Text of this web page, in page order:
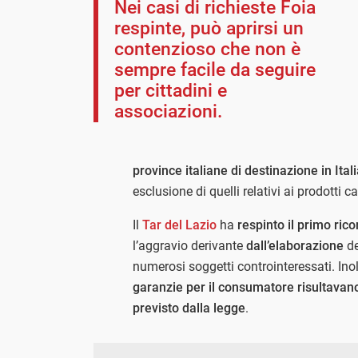
Nei casi di richieste Foia
respinte, può aprirsi un
contenzioso che non è
sempre facile da seguire
per cittadini e
associazioni.
province italiane di destinazione in
esclusione di quelli relativi ai prodotti
Il Tar del Lazio ha respinto il primo
l’aggravio derivante dall’elaborazione
numerosi soggetti controinteressati.
garanzie per il consumatore
previsto dalla legge.